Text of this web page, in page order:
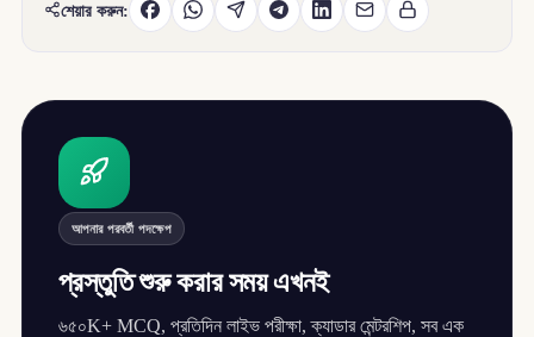
শেয়ার করুন:
আপনার পরবর্তী পদক্ষেপ
প্রস্তুতি শুরু করার সময় এখনই
৬৫০K+ MCQ, প্রতিদিন লাইভ পরীক্ষা, ক্যাডার মেন্টরশিপ, সব এক